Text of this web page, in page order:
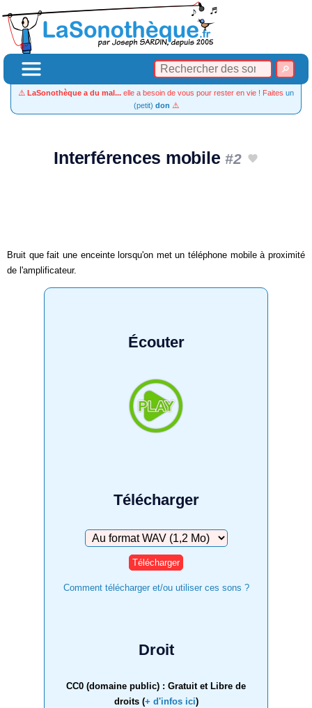
⚠️ LaSonothèque a du mal... elle a besoin de vous pour rester en vie ! Faites un
(petit) don ⚠️
Interférences mobile#2
Bruit que fait une enceinte lorsqu'on met un téléphone mobile à proximité
de l'amplificateur.
Écouter
Télécharger
Télécharger
Comment télécharger et/ou utiliser ces sons ?
Droit
CC0 (domaine public) : Gratuit et Libre de
droits (+ d'infos ici)